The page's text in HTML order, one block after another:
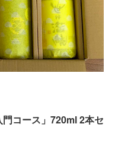
コース」720ml 2本セ